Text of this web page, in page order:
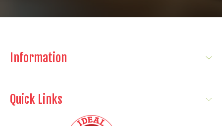
Information
Quick Links